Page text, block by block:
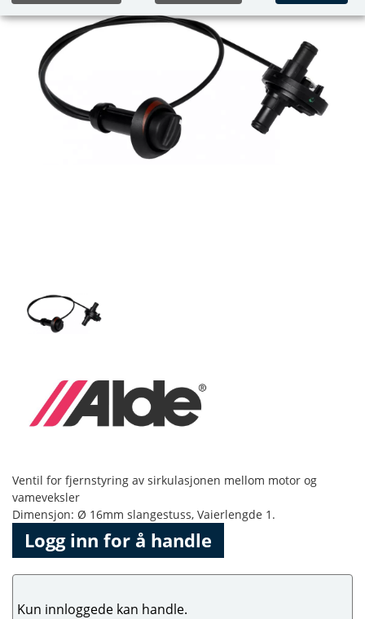
Ventil for fjernstyring av sirkulasjonen mellom motor og
vameveksler
Dimensjon: Ø 16mm slangestuss, Vaierlengde 1.
Logg inn for å handle
Kun innloggede kan handle.